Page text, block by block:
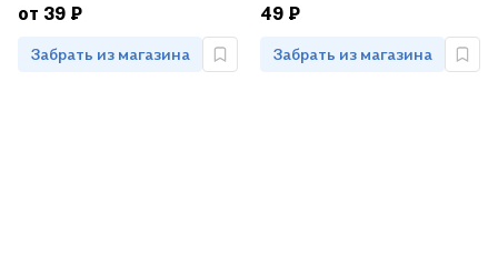
от 39 ₽
Забрать из магазина
49 ₽
Забрать из магазина